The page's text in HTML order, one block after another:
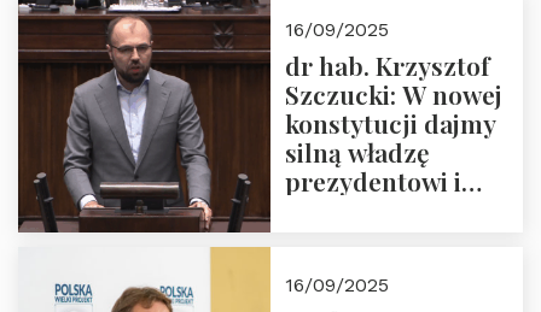
16/09/2025
dr hab. Krzysztof
Szczucki: W nowej
konstytucji dajmy
silną władzę
prezydentowi i
16/09/2025